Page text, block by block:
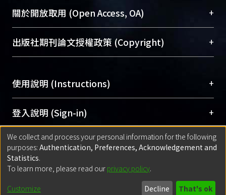
成果。
To permanently archive and promote researcher
profiles and scholarly works, Library integrates the
services of “NTU Repository” with “Academic
Sciences Library)
關於開放取用 (Open Access, OA) +
開放取用是從使用者角度提升資訊取用性的社會運
動，應用在學術研究上是透過將研究著作公開供使
用逐年攀升。同時可加速研究發展、提升研究影響
Archive）平台。 （點選深入了解OA）
出版社期刊論文授權政策 (Copyright) +
含部分內容的版權非匯入者所有，或由第三方贊
助與合作完成，請確認該版權所有者及第三方同
意提供此授權。
Please represent that the submission is your
original work, and that you have the right to
grant the rights to upload.
若欲上傳已出版的全文電子檔，可使用
policy finder
網站查詢，以確認出版單位之版權
使用說明 (Instructions) +
網站簡介(Quickstart Guide)
使用手冊(Instruction Manual)
線上預約服務(Booking Service)
登入說明 (Sign-in) +
方案一：臺灣大學計算機中心帳號登入
(With C&INC Email Account)
方案二：ORCID帳號登入(With ORCID)
匯入著作 (Submission) +
方案一：定期更新ORCID者，以ID匯入
for identifier (ORCID))
Built withDSpace-CRIS software
- Extension maintained and optimized
We collect and process your personal information for the following
purposes: Authentication, Preferences, Acknowledgement and
Statistics.
To learn more, please read our privacy policy.
Customize Decline That's ok